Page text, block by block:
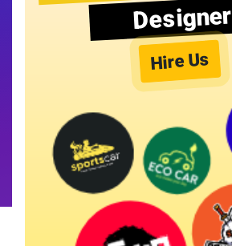
Designer
Hire Us